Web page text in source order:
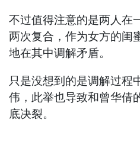
不过值得注意的是两人在
两次复合，作为女方的闺
地在其中调解矛盾。
只是没想到的是调解过程
伟，此举也导致和曾华倩
底决裂。